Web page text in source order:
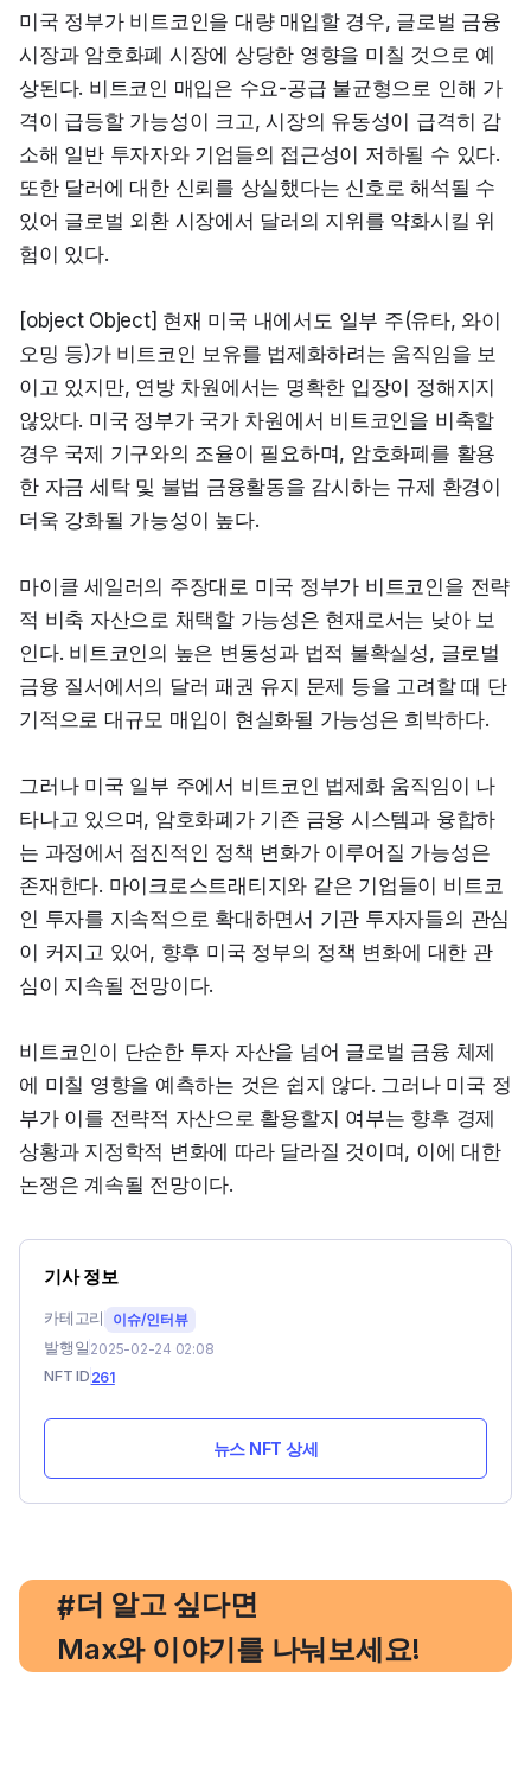
미국 정부가 비트코인을 대량 매입할 경우, 글로벌 금융
시장과 암호화폐 시장에 상당한 영향을 미칠 것으로 예
상된다. 비트코인 매입은 수요-공급 불균형으로 인해 가
격이 급등할 가능성이 크고, 시장의 유동성이 급격히 감
소해 일반 투자자와 기업들의 접근성이 저하될 수 있다.
또한 달러에 대한 신뢰를 상실했다는 신호로 해석될 수
있어 글로벌 외환 시장에서 달러의 지위를 약화시킬 위
험이 있다.
[object Object] 현재 미국 내에서도 일부 주(유타, 와이
오밍 등)가 비트코인 보유를 법제화하려는 움직임을 보
이고 있지만, 연방 차원에서는 명확한 입장이 정해지지
않았다. 미국 정부가 국가 차원에서 비트코인을 비축할
경우 국제 기구와의 조율이 필요하며, 암호화폐를 활용
한 자금 세탁 및 불법 금융활동을 감시하는 규제 환경이
더욱 강화될 가능성이 높다.
마이클 세일러의 주장대로 미국 정부가 비트코인을 전략
적 비축 자산으로 채택할 가능성은 현재로서는 낮아 보
인다. 비트코인의 높은 변동성과 법적 불확실성, 글로벌
금융 질서에서의 달러 패권 유지 문제 등을 고려할 때 단
기적으로 대규모 매입이 현실화될 가능성은 희박하다.
그러나 미국 일부 주에서 비트코인 법제화 움직임이 나
타나고 있으며, 암호화폐가 기존 금융 시스템과 융합하
는 과정에서 점진적인 정책 변화가 이루어질 가능성은
존재한다. 마이크로스트래티지와 같은 기업들이 비트코
인 투자를 지속적으로 확대하면서 기관 투자자들의 관심
이 커지고 있어, 향후 미국 정부의 정책 변화에 대한 관
심이 지속될 전망이다.
비트코인이 단순한 투자 자산을 넘어 글로벌 금융 체제
에 미칠 영향을 예측하는 것은 쉽지 않다. 그러나 미국 정
부가 이를 전략적 자산으로 활용할지 여부는 향후 경제
상황과 지정학적 변화에 따라 달라질 것이며, 이에 대한
논쟁은 계속될 전망이다.
기사 정보
카테고리 이슈/인터뷰
발행일 2025-02-24 02:08
NFT ID 261
뉴스 NFT 상세
#
, 더 알고 싶다면
Max와 이야기를 나눠보세요!